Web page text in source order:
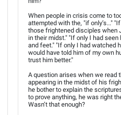
When people in crisis come to
attempted with the, "if only’s..."
those frightened disciples when
in their midst." "If only I had
and feet." "If only I had watched
would have told him of my own
trust him better."
A question arises when we read
appearing in the midst of his
he bother to explain the
to prove anything, he was right
Wasn’t that enough?